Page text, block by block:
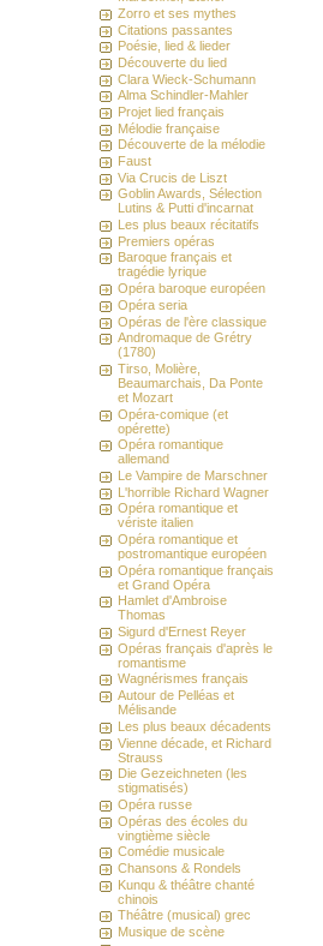
Zorro et ses mythes
Citations passantes
Poésie, lied & lieder
Découverte du lied
Clara Wieck-Schumann
Alma Schindler-Mahler
Projet lied français
Mélodie française
Découverte de la mélodie
Faust
Via Crucis de Liszt
Goblin Awards, Sélection
Lutins & Putti d'incarnat
Les plus beaux récitatifs
Premiers opéras
Baroque français et
tragédie lyrique
Opéra baroque européen
Opéra seria
Opéras de l'ère classique
Andromaque de Grétry
(1780)
Tirso, Molière,
Beaumarchais, Da Ponte
et Mozart
Opéra-comique (et
opérette)
Opéra romantique
allemand
Le Vampire de Marschner
L'horrible Richard Wagner
Opéra romantique et
vériste italien
Opéra romantique et
postromantique européen
Opéra romantique français
et Grand Opéra
Hamlet d'Ambroise
Thomas
Sigurd d'Ernest Reyer
Opéras français d'après le
romantisme
Wagnérismes français
Autour de Pelléas et
Mélisande
Les plus beaux décadents
Vienne décade, et Richard
Strauss
Die Gezeichneten (les
stigmatisés)
Opéra russe
Opéras des écoles du
vingtième siècle
Comédie musicale
Chansons & Rondels
Kunqu & théâtre chanté
chinois
Théâtre (musical) grec
Musique de scène